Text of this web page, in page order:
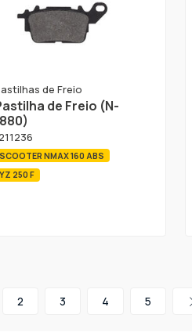
de Freio
de Freio (N-
SCOOTER NMAX 160 ABS
YZ 250 F
2 3 4 5